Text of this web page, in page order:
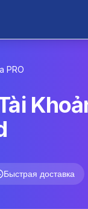
PRO
Быстрая доставка